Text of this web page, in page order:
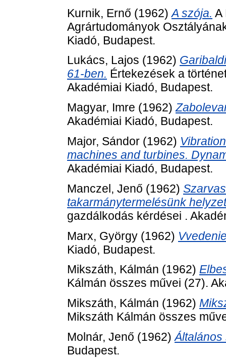
Kurnik, Ernő (1962)A szója. A
Agrártudományok
Kiadó, Budapest.
Lukács, Lajos (1962)
61-ben. Értekezések a
Akadémiai Kiadó, Budapest.
Magyar, Imre (1962)
Akadémiai Kiadó, Budapest.
Major, Sándor (1962)
machines and turbines.
Akadémiai Kiadó, Budapest.
Manczel, Jenő (1962)
takarmánytermelésünk
gazdálkodás kérdései .
Marx, György (1962)
Kiadó, Budapest.
Mikszáth, Kálmán (1962)
Kálmán összes művei (27).
Mikszáth, Kálmán (1962)
Mikszáth Kálmán összes
Molnár, Jenő (1962)Általános
Budapest.